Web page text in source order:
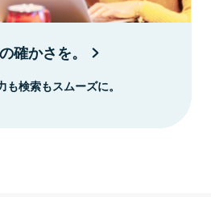
確かさを。
検索もスムーズに。